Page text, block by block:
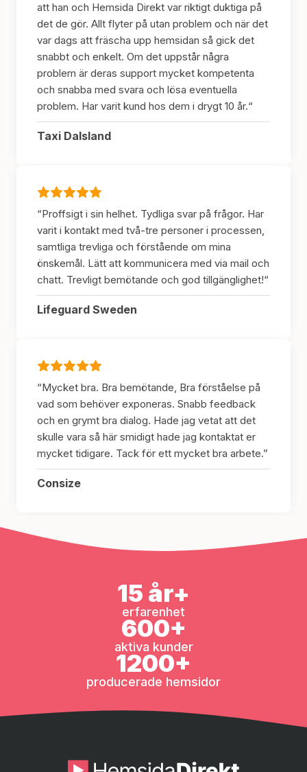
att han och Hemsida Direkt var riktigt duktiga på
det de gör. Allt flyter på utan problem och när det
var dags att fräscha upp hemsidan så gick det
snabbt och enkelt. Om det uppstår några
problem är deras support mycket kompetenta
och snabba med svara och lösa eventuella
problem. Har varit kund hos dem i drygt 10 år.“
Taxi Dalsland
“Proffsigt i sin helhet. Tydliga svar på frågor. Har
varit i kontakt med två-tre personer i processen,
samtliga trevliga och förstående om mina
önskemål. Lätt att kommunicera med via mail och
chatt. Trevligt bemötande och god tillgänglighet!“
Lifeguard Sweden
“Mycket bra. Bra bemötande, Bra förståelse på
vad som behöver exponeras. Snabb feedback
och en grymt bra dialog. Hade jag vetat att det
skulle vara så här smidigt hade jag kontaktat er
mycket tidigare. Tack för ett mycket bra arbete.”
Consize
15 år+
erfarenhet
600+
aktiva kunder
1200+
producerade hemsidor